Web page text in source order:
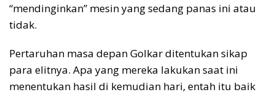
“mendinginkan” mesin yang sedang panas ini atau
tidak.
Pertaruhan masa depan Golkar ditentukan sikap
para elitnya. Apa yang mereka lakukan saat ini
menentukan hasil di kemudian hari, entah itu baik